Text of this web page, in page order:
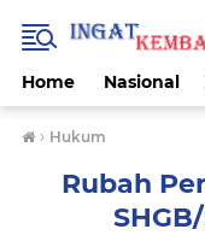
Home Nasional
› Hukum
Rubah